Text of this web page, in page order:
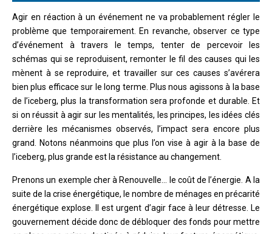
Agir en réaction à un événement ne va probablement régler le
problème que temporairement. En revanche, observer ce type
d’événement à travers le temps, tenter de percevoir les
schémas qui se reproduisent, remonter le fil des causes qui les
mènent à se reproduire, et travailler sur ces causes s’avérera
bien plus efficace sur le long terme. Plus nous agissons à la base
de l’iceberg, plus la transformation sera profonde et durable. Et
si on réussit à agir sur les mentalités, les principes, les idées clés
derrière les mécanismes observés, l’impact sera encore plus
grand. Notons néanmoins que plus l’on vise à agir à la base de
l’iceberg, plus grande est la résistance au changement.
Prenons un exemple cher à Renouvelle… le coût de l’énergie. A la
suite de la crise énergétique, le nombre de ménages en précarité
énergétique explose. Il est urgent d’agir face à leur détresse. Le
gouvernement décide donc de débloquer des fonds pour mettre